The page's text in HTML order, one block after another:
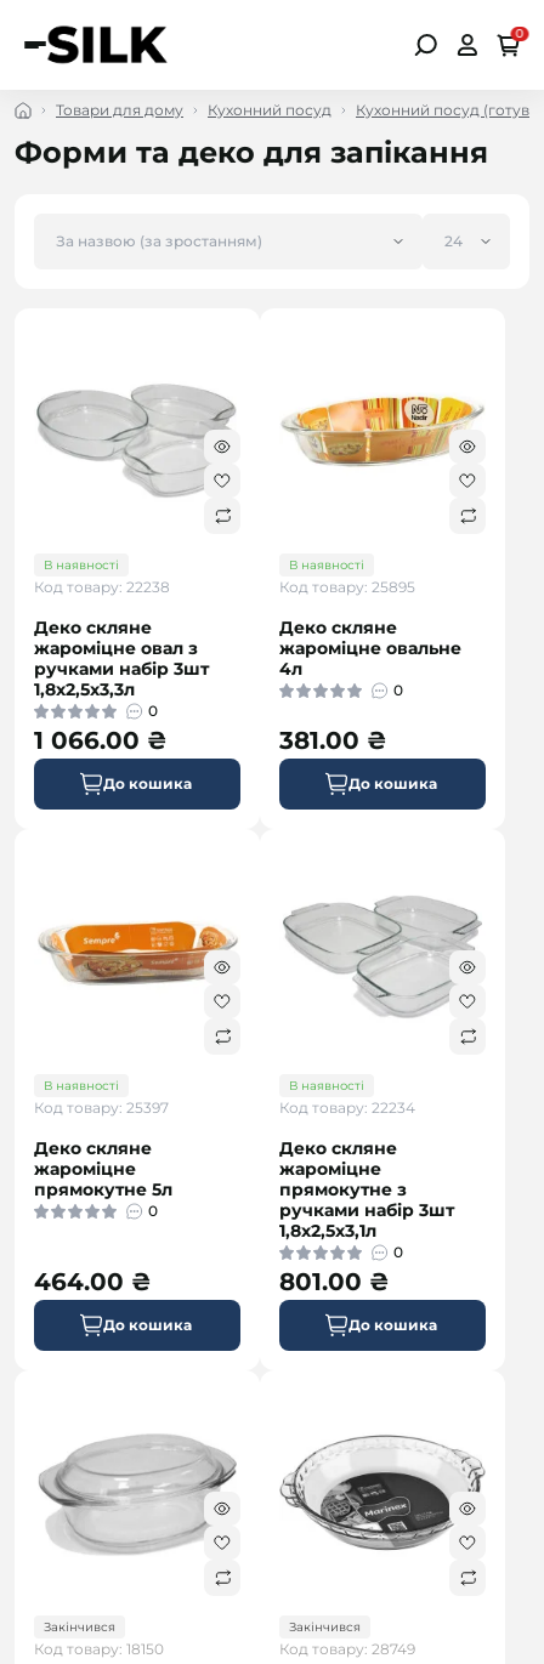
0
Товари для дому Кухонний посуд Кухонний посуд
Форми та деко для запікання
В наявності
Код товару: 22238
Деко скляне
жароміцне овал з
ручками набір 3шт
1,8х2,5х3,3л
0
1 066.00 ₴
До кошика
В наявності
Код товару: 25895
Деко скляне
жароміцне овальне
4л
0
381.00 ₴
До кошика
В наявності
Код товару: 25397
Деко скляне
жароміцне
прямокутне 5л
0
464.00 ₴
До кошика
В наявності
Код товару: 22234
Деко скляне
жароміцне
прямокутне з
ручками набір 3шт
1,8х2,5х3,1л
0
801.00 ₴
До кошика
Закінчився
Код товару: 18150
Закінчився
Код товару: 28749